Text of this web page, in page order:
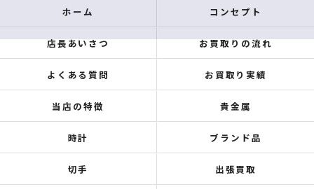
ホーム コンセプト
店長あいさつ お買取りの流れ
よくある質問 お買取り実績
当店の特徴 貴金属
時計 ブランド品
切手 出張買取